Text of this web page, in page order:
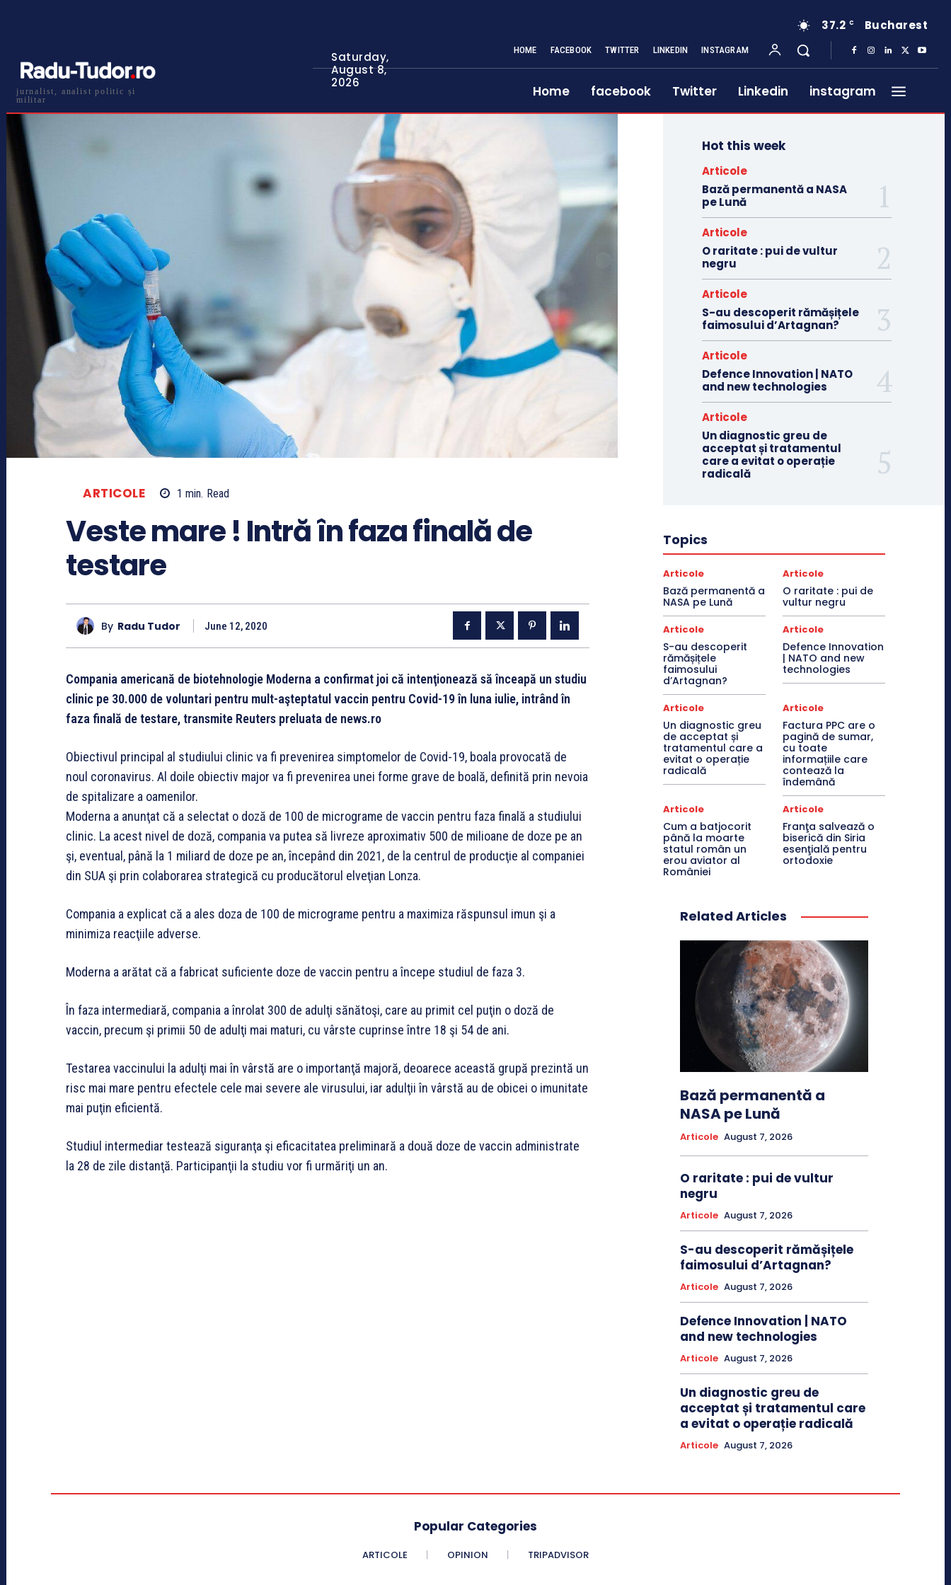
jurnalist, analist politic și
militar
Saturday,
August 8,
2026
37.2 C Bucharest
HOME FACEBOOK TWITTER LINKEDIN INSTAGRAM
Home facebook Twitter Linkedin instagram
ARTICOLE 1 min. Read
Veste mare ! Intră în faza finală de
testare
By Radu Tudor June 12, 2020
Compania americană de biotehnologie Moderna a confirmat joi că intenţionează să înceapă un studiu
clinic pe 30.000 de voluntari pentru mult-aşteptatul vaccin pentru Covid-19 în luna iulie, intrând în
faza finală de testare, transmite Reuters preluata de news.ro
Obiectivul principal al studiului clinic va fi prevenirea simptomelor de Covid-19, boala provocată de
noul coronavirus. Al doile obiectiv major va fi prevenirea unei forme grave de boală, definită prin nevoia
de spitalizare a oamenilor.
Moderna a anunţat că a selectat o doză de 100 de micrograme de vaccin pentru faza finală a studiului
clinic. La acest nivel de doză, compania va putea să livreze aproximativ 500 de milioane de doze pe an
şi, eventual, până la 1 miliard de doze pe an, începând din 2021, de la centrul de producţie al companiei
din SUA şi prin colaborarea strategică cu producătorul elveţian Lonza.
Compania a explicat că a ales doza de 100 de micrograme pentru a maximiza răspunsul imun şi a
minimiza reacţiile adverse.
Moderna a arătat că a fabricat suficiente doze de vaccin pentru a începe studiul de faza 3.
În faza intermediară, compania a înrolat 300 de adulţi sănătoşi, care au primit cel puţin o doză de
vaccin, precum şi primii 50 de adulţi mai maturi, cu vârste cuprinse între 18 şi 54 de ani.
Testarea vaccinului la adulţi mai în vârstă are o importanţă majoră, deoarece această grupă prezintă un
risc mai mare pentru efectele cele mai severe ale virusului, iar adulţii în vârstă au de obicei o imunitate
mai puţin eficientă.
Studiul intermediar testează siguranţa şi eficacitatea preliminară a două doze de vaccin administrate
la 28 de zile distanţă. Participanţii la studiu vor fi urmăriţi un an.
Hot this week
Articole
Bază permanentă a NASA
pe Lună
Articole
O raritate : pui de vultur
negru
Articole
S-au descoperit rămășițele
faimosului d’Artagnan?
Articole
Defence Innovation | NATO
and new technologies
Articole
Un diagnostic greu de
acceptat și tratamentul
care a evitat o operație
radicală
Topics
Articole
Bază permanentă a
NASA pe Lună
Articole
O raritate : pui de
vultur negru
Articole
S-au descoperit
rămășițele
faimosului
d’Artagnan?
Articole
Defence Innovation
| NATO and new
technologies
Articole
Un diagnostic greu
de acceptat și
tratamentul care a
evitat o operație
radicală
Articole
Factura PPC are o
pagină de sumar,
cu toate
informațiile care
contează la
îndemână
Articole
Cum a batjocorit
până la moarte
statul român un
erou aviator al
României
Articole
Franţa salvează o
biserică din Siria
esenţială pentru
ortodoxie
Related Articles
Bază permanentă a
NASA pe Lună
Articole August 7, 2026
O raritate : pui de vultur
negru
Articole August 7, 2026
S-au descoperit rămășițele
faimosului d’Artagnan?
Articole August 7, 2026
Defence Innovation | NATO
and new technologies
Articole August 7, 2026
Un diagnostic greu de
acceptat și tratamentul care
a evitat o operație radicală
Articole August 7, 2026
Popular Categories
ARTICOLE OPINION TRIPADVISOR